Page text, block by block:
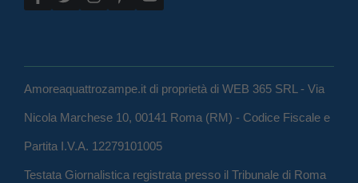
Amoreaquattrozampe.it di proprietà di WEB 365 SRL - Via
Nicola Marchese 10, 00141 Roma (RM) - Codice Fiscale e
Partita I.V.A. 12279101005
Testata Giornalistica registrata presso il Tribunale di Roma